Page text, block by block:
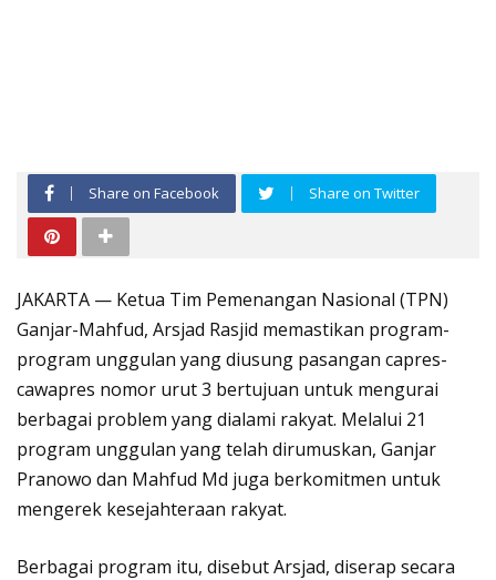
Share on Facebook Share on Twitter
JAKARTA — Ketua Tim Pemenangan Nasional (TPN)
Ganjar-Mahfud, Arsjad Rasjid memastikan program-
program unggulan yang diusung pasangan capres-
cawapres nomor urut 3 bertujuan untuk mengurai
berbagai problem yang dialami rakyat. Melalui 21
program unggulan yang telah dirumuskan, Ganjar
Pranowo dan Mahfud Md juga berkomitmen untuk
mengerek kesejahteraan rakyat.
Berbagai program itu, disebut Arsjad, diserap secara